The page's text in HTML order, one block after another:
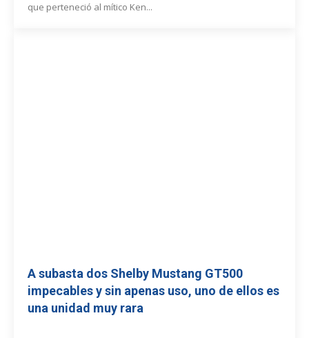
que perteneció al mítico Ken...
A subasta dos Shelby Mustang GT500
impecables y sin apenas uso, uno de ellos es
una unidad muy rara